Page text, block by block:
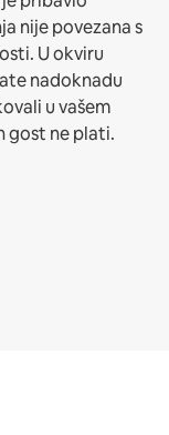
nije povezana s
U okviru
nadoknadu
u vašem
gost ne plati.